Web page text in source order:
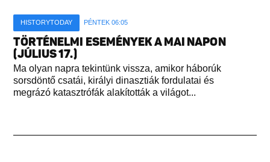
HISTORYTODAY PÉNTEK 06:05
TÖRTÉNELMI ESEMÉNYEK A MAI NAPON
(JÚLIUS 17.)
Ma olyan napra tekintünk vissza, amikor háborúk
sorsdöntő csatái, királyi dinasztiák fordulatai és
megrázó katasztrófák alakították a világot...